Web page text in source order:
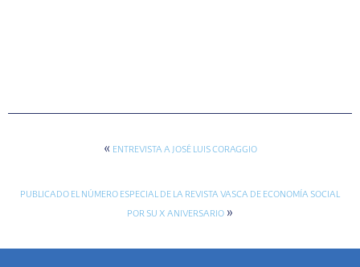
« ENTREVISTA A JOSÉ LUIS CORAGGIO
PUBLICADO EL NÚMERO ESPECIAL DE LA REVISTA VASCA DE ECONOMÍA SOCIAL
POR SU X ANIVERSARIO »